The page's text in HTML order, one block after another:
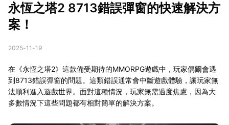
永恆之塔2 8713錯誤彈窗的快速解決方
案！
2025-11-19
在《永恆之塔2》這款備受期待的MMORPG遊戲中，玩家偶爾會遇
到8713錯誤彈窗的問題。這類錯誤通常會中斷遊戲體驗，讓玩家無
法順利進入遊戲世界。面對這種情況，玩家無需過度焦慮，因為大
多數情況下這些問題都有相對簡單的解決方案。